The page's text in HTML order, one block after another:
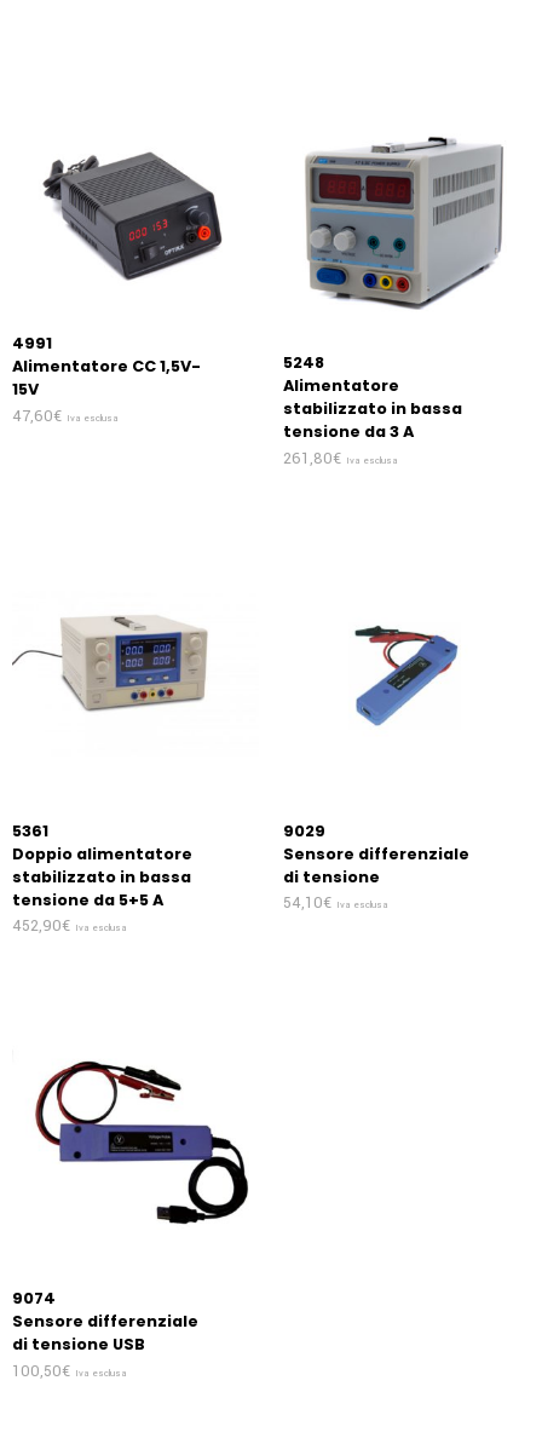
4991
Alimentatore CC 1,5V-
15V
47,60€ Iva esclusa
5248
Alimentatore
stabilizzato in bassa
tensione da 3 A
261,80€ Iva esclusa
5361
Doppio alimentatore
stabilizzato in bassa
tensione da 5+5 A
452,90€ Iva esclusa
9029
Sensore differenziale
di tensione
54,10€ Iva esclusa
9074
Sensore differenziale
di tensione USB
100,50€ Iva esclusa